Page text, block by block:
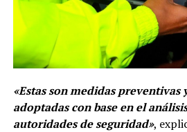
«Estas son medidas preventivas
adoptadas con base en el
autoridades de seguridad»,